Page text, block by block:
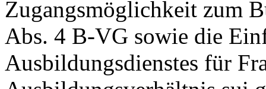
Zugangsmöglichkeit zum
Abs. 4 B‑VG sowie die
Ausbildungsdienstes für